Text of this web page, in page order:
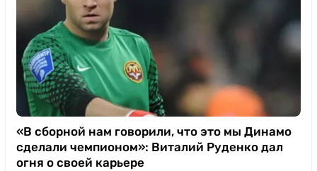
«В сборной нам говорили, что это мы Динамо
сделали чемпионом»: Виталий Руденко дал
огня о своей карьере